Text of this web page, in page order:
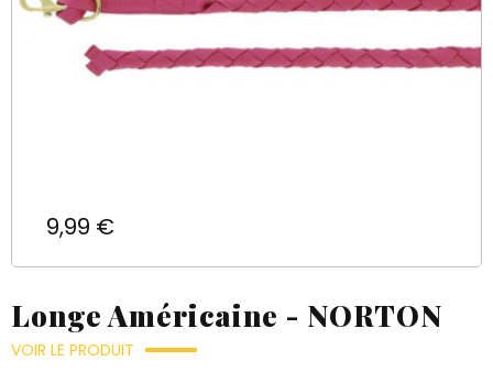
Prix
9,99 €
Longe Américaine - NORTON
VOIR LE PRODUIT